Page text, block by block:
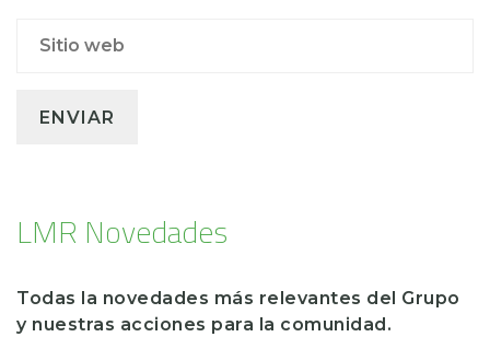
LMR Novedades
Todas la novedades más relevantes del Grupo
y nuestras acciones para la comunidad.